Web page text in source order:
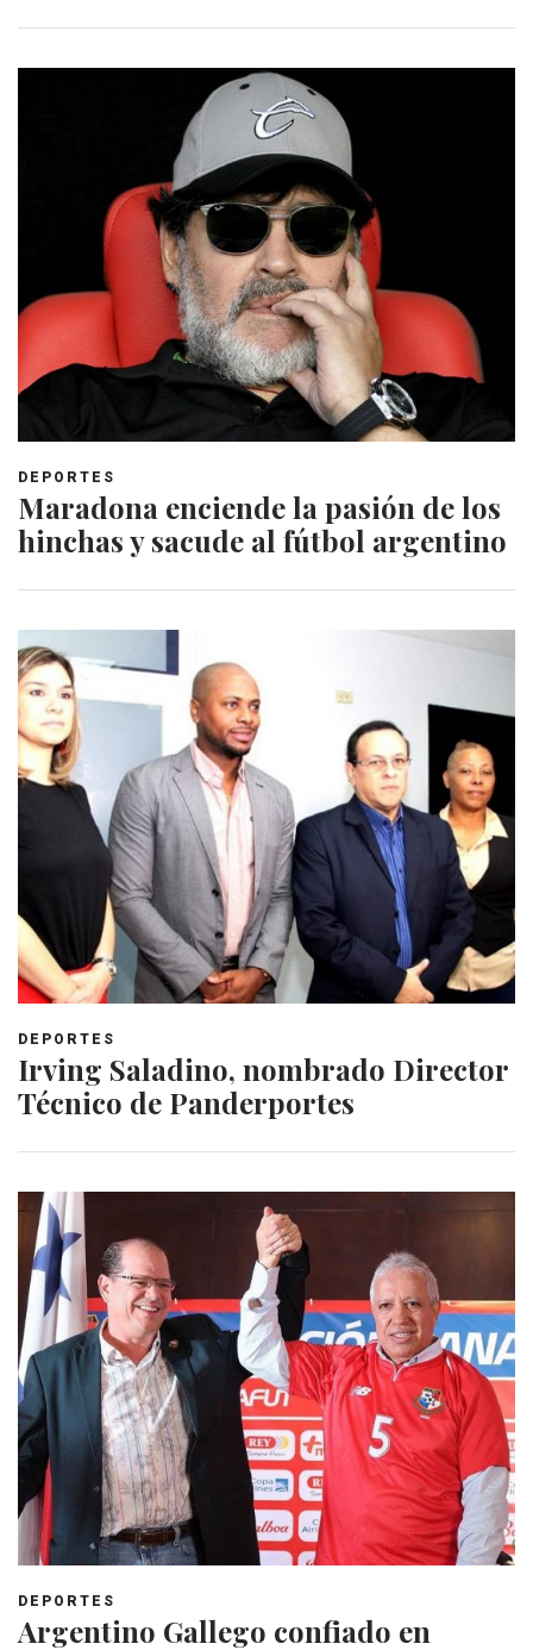
DEPORTES
Maradona enciende la pasión de los
hinchas y sacude al fútbol argentino
DEPORTES
Irving Saladino, nombrado Director
Técnico de Panderportes
DEPORTES
Argentino Gallego confiado en